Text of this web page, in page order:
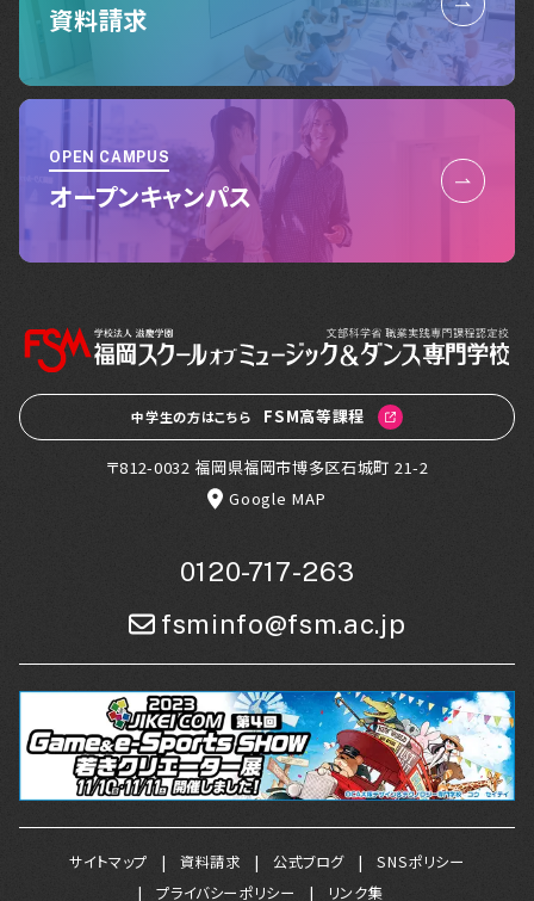
資料請求
OPEN CAMPUS
オープンキャンパス
中学生の方はこちら FSM高等課程
〒812-0032 福岡県福岡市博多区石城町 21-2
Google MAP
0120-717-263
fsminfo@fsm.ac.jp
サイトマップ 資料請求 公式ブログ
SNSポリシー
プライバシーポリシー
リンク集